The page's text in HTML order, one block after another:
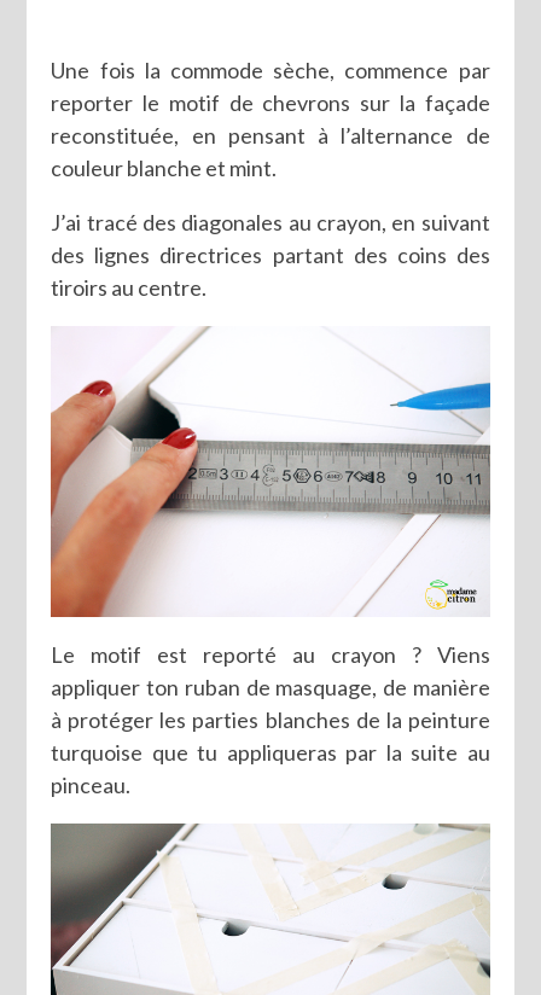
Une fois la commode sèche, commence par
reporter le motif de chevrons sur la façade
reconstituée, en pensant à l’alternance de
couleur blanche et mint.
J’ai tracé des diagonales au crayon, en suivant
des lignes directrices partant des coins des
tiroirs au centre.
Le motif est reporté au crayon ? Viens
appliquer ton ruban de masquage, de manière
à protéger les parties blanches de la peinture
turquoise que tu appliqueras par la suite au
pinceau.